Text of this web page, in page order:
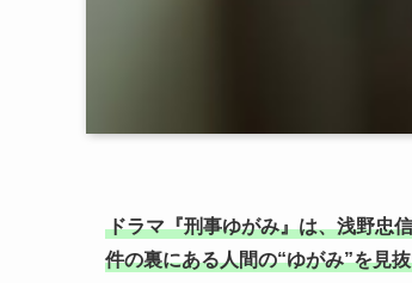
ドラマ『刑事ゆがみ』は、浅野忠
件の裏にある人間の“ゆがみ”を見